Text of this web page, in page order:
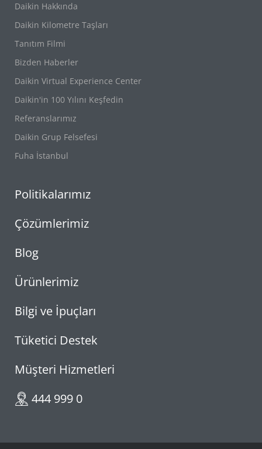
Daikin Hakkında
Daikin Kilometre Taşları
Tanıtım Filmi
Bizden Haberler
Daikin Virtual Experience Center
Daikin'in 100 Yılını Keşfedin
Referanslarımız
Daikin Grup Felsefesi
Fuha İstanbul
Politikalarımız
Çözümlerimiz
Blog
Ürünlerimiz
Bilgi ve İpuçları
Tüketici Destek
Müşteri Hizmetleri
444 999 0